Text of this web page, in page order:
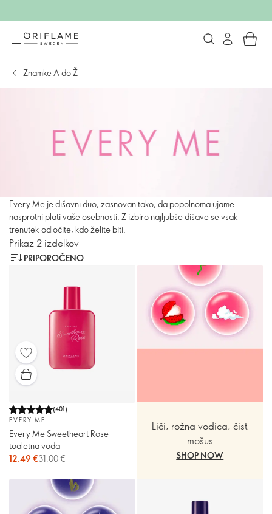
Znamke A do Ž
Every Me je dišavni duo, zasnovan tako, da popolnoma ujame
nasprotni plati vaše osebnosti. Z izbiro najljubše dišave se vsak
trenutek odločite, kdo želite biti.
Prikaz 2 izdelkov
PRIPOROČENO
(401)
EVERY ME
Every Me Sweetheart Rose
toaletna voda
12,49 €31,00 €
Liči, rožna vodica, čist
mošus
SHOP NOW